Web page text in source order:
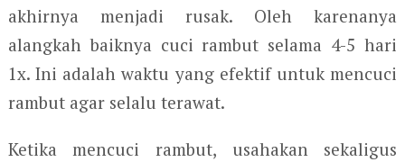
akhirnya menjadi rusak. Oleh karenanya
alangkah baiknya cuci rambut selama 4-5 hari
1x. Ini adalah waktu yang efektif untuk mencuci
rambut agar selalu terawat.
Ketika mencuci rambut, usahakan sekaligus